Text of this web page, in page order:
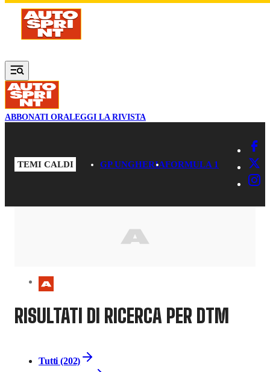
Vai al contenuto principale
ABBONATI ORALEGGI LA RIVISTA
TEMI CALDI GP UNGHERIAFORMULA 1
RISULTATI DI RICERCA PER DTM
Tutti (202)